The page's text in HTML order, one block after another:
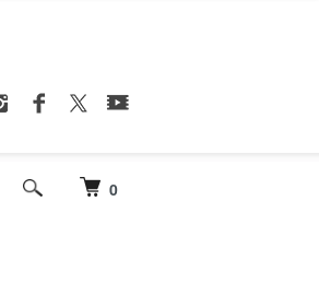
0